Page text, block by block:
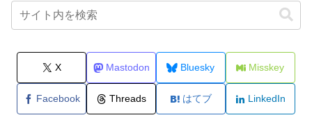
X Mastodon Bluesky Misskey
Facebook Threads はてブ LinkedIn